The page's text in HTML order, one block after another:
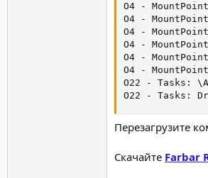
O4 -
O4 -
O4 -
O4 -
O4 -
O4 -
O22 - Tasks:
O22 - Tasks:
Перезагрузите
Скачайте Farbar